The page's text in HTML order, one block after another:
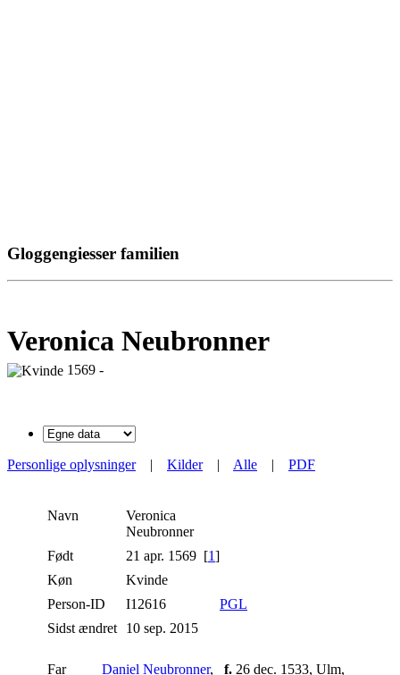
Gloggengiesser familien
Veronica Neubronner
1569 -
Personlige oplysninger| Kilder| Alle | PDF
Navn
Veronica
Neubronner
Født
21 apr. 1569 [1]
Køn
Kvinde
Person-ID
I12616
PGL
Sidst ændret
10 sep. 2015
Far Daniel Neubronner, f. 26 dec. 1533, Ulm,